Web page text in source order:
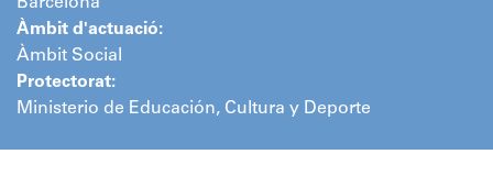
Àmbit d'actuació:
Àmbit Social
Protectorat:
Ministerio de Educación, Cultura y Deporte